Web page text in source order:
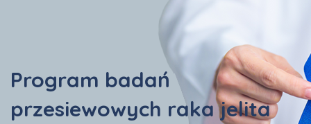
Program badań
przesiewowych raka jelita